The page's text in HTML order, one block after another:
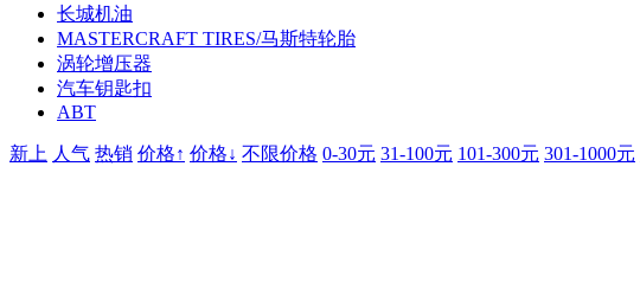
长城机油
MASTERCRAFT TIRES/马斯特轮胎
涡轮增压器
汽车钥匙扣
ABT
新上 人气 热销 价格↑ 价格↓ 不限价格 0-30元 31-100元 101-300元 301-1000元